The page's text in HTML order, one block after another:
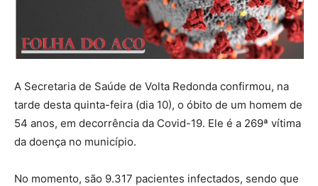
A Secretaria de Saúde de Volta Redonda confirmou, na
tarde desta quinta-feira (dia 10), o óbito de um homem de
54 anos, em decorrência da Covid-19. Ele é a 269ª vítima
da doença no município.
No momento, são 9.317 pacientes infectados, sendo que